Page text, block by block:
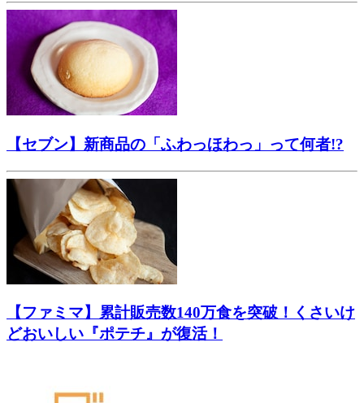
【セブン】新商品の「ふわっほわっ」って何者!?
【ファミマ】累計販売数140万食を突破！くさいけ
どおいしい『ポテチ』が復活！